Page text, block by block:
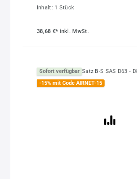
Inhalt: 1 Stück
38,68 €* inkl. MwSt.
Sofort verfügbar
-15% mit Code AIRNET-15